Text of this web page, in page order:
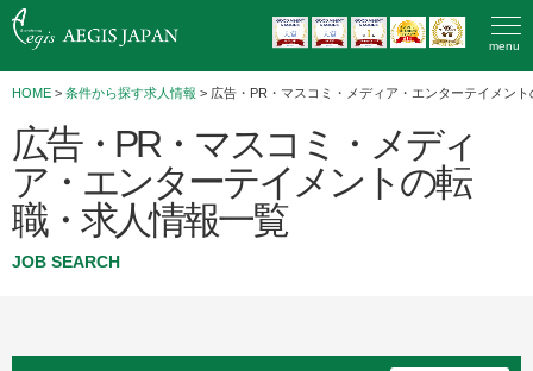
menu
HOME > 条件から探す求人情報 > 広告・PR・マスコミ・メディア・エンターテイメント
広告・PR・マスコミ・メディ
ア・エンターテイメントの転
職・求人情報一覧
JOB SEARCH